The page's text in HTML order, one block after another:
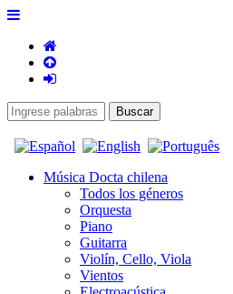
Música Docta chilena
Todos los géneros
Orquesta
Piano
Guitarra
Violín, Cello, Viola
Vientos